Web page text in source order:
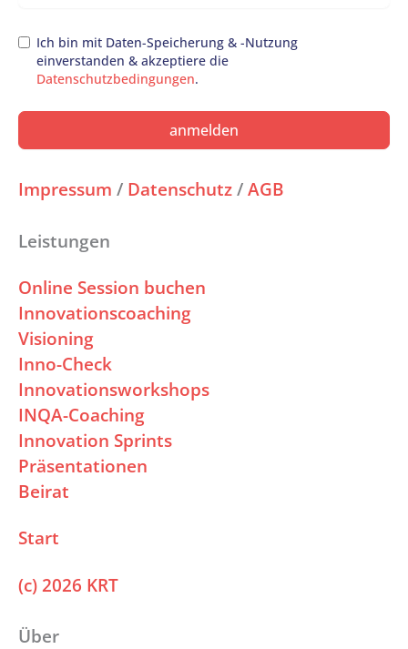
Ich bin mit Daten-Speicherung & -Nutzung
einverstanden & akzeptiere die
Datenschutzbedingungen.
anmelden
Impressum / Datenschutz / AGB
Leistungen
Online Session buchen
Innovationscoaching
Visioning
Inno-Check
Innovationsworkshops
INQA-Coaching
Innovation Sprints
Präsentationen
Beirat
Start
(c) 2026 KRT
Über